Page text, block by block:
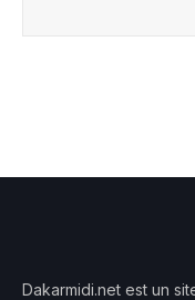
Dakarmidi.net est un